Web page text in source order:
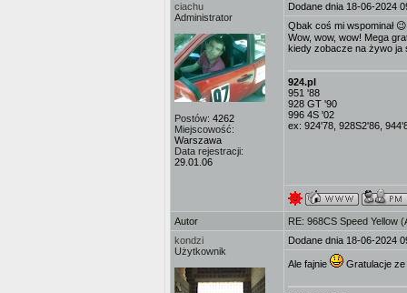
ciachu
Administrator
Postów: 4262
Miejscowość:
Warszawa
Data rejestracji:
29.01.06
Dodane dnia 18-06-2024
Qbak coś mi wspominał
Wow, wow, wow! Mega
kiedy zobacze na żywo ja
924.pl
951 '88
928 GT '90
996 4S '02
ex: 924'78, 928S2'86,
Autor
RE: 968CS Speed Yellow
kondzi
Użytkownik
Dodane dnia 18-06-2024
Ale fajnie Gratulacje ze